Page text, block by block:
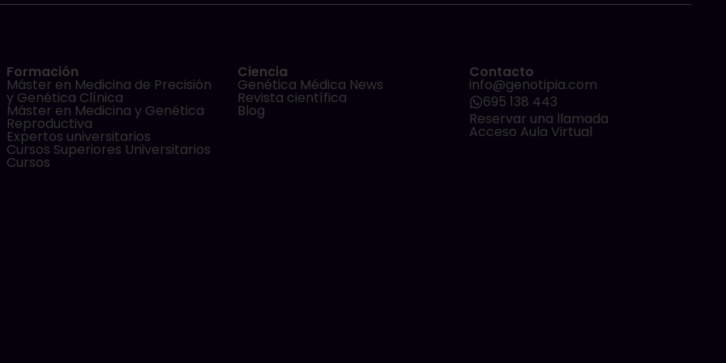
Formación
Máster en Medicina de Precisión
y Genética Clínica
Máster en Medicina y Genética
Reproductiva
Expertos universitarios
Cursos Superiores Universitarios
Cursos
Ciencia
Genética Médica News
Revista científica
Blog
Contacto
info@genotipia.com
695 138 443
Reservar una llamada
Acceso Aula Virtual